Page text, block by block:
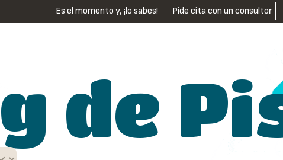
Es el momento y, ¡lo sabes! Pide cita con un consultor
de